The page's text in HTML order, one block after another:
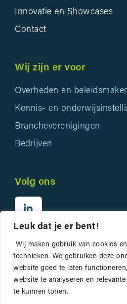
Leuk dat je er bent!
Wij maken gebruik van cookies
technieken. We gebruiken deze
website goed te laten
website te analyseren en
te kunnen tonen.
Innovatie en Showcases
Contact
Wij zijn er voor
Overheden en
Kennis- en
Brancheverenigingen
Bedrijven
Volg ons
Privacyverklaring